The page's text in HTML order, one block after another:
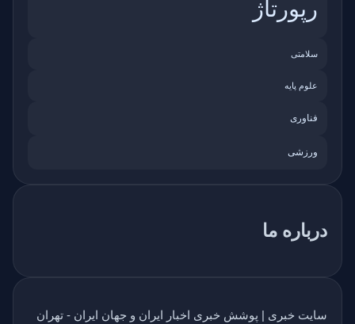
رپورتاژ
سلامتی
علوم پایه
فناوری
ورزشی
درباره ما
سایت خبری | پوشش خبری اخبار ایران و جهان ایران - تهران